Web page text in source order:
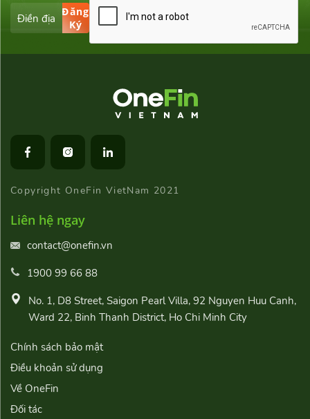
Đăng
Ký
Copyright OneFin VietNam 2021
Liên hệ ngay
contact@onefin.vn
1900 99 66 88
No. 1, D8 Street, Saigon Pearl Villa, 92 Nguyen Huu Canh,
Ward 22, Binh Thanh District, Ho Chi Minh City
Chính sách bảo mật
Điều khoản sử dụng
Về OneFin
Đối tác